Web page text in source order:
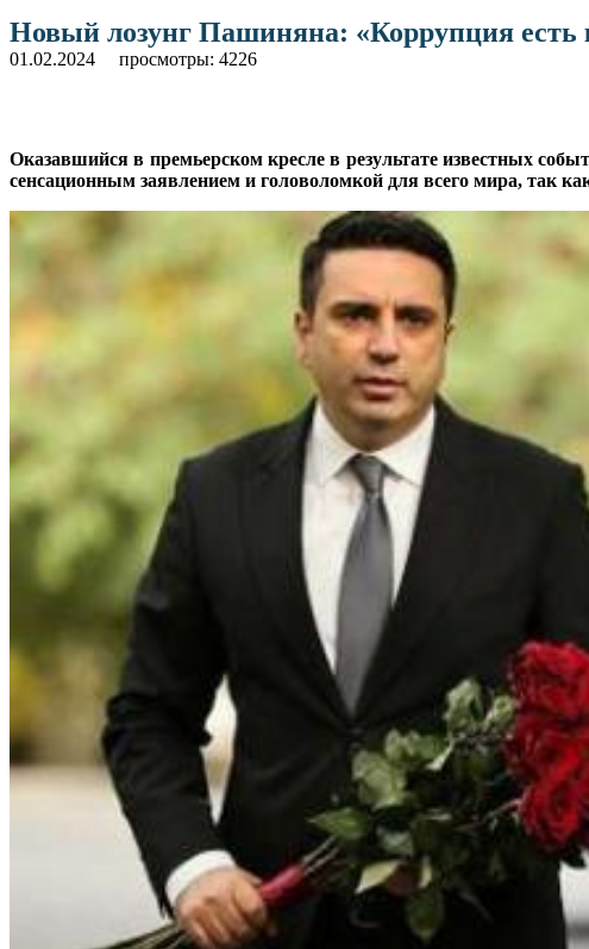
Новый лозунг Пашиняна: «Коррупция есть
01.02.2024 просмотры: 4226
Оказавшийся в премьерском кресле в результате известных
сенсационным заявлением и головоломкой для всего мира, так